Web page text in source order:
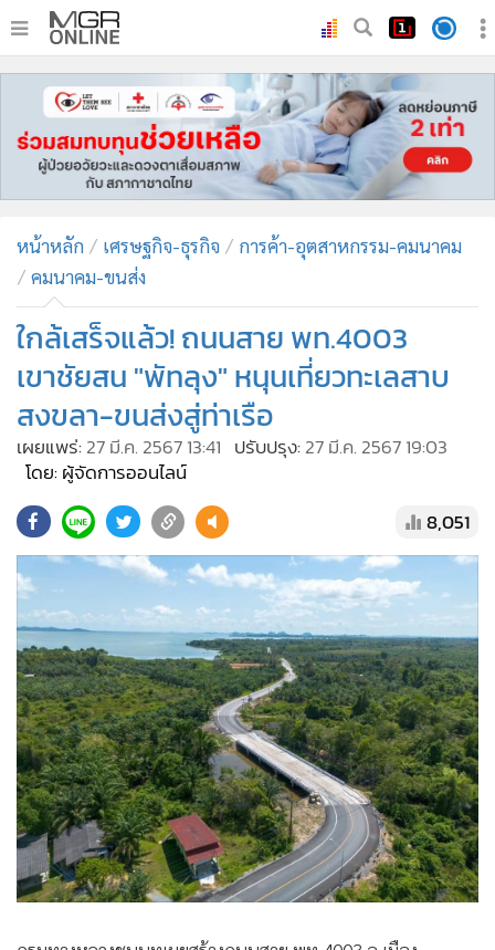
หน้าหลัก
ทันเหตุการณ์
• ภาคใต้
• บันเทิง
• ผู้จัดการรายวัน
•
คอลัมนิสต์
ละคร
• CbizReview
• Cyber BIZ
• ผู้จัดกวน
• Green Innovation & SD
• Management & HR
• MGR Live
• Infographic
• การเมือง
• ท่องเที่ยว
• กีฬา
• ต่างประเทศ
• Special Scoop
• เศรษฐกิจ-ธุรกิจ
• จีน
• ชุมชน-คุณภาพชีวิต
• อาชญากรรม
หน้าหลัก เศรษฐกิจ-ธุรกิจ
การค้า-อุตสาหกรรม-คมนาคม
คมนาคม-ขนส่ง
ใกล้เสร็จแล้ว! ถนนสาย พท.4003
เขาชัยสน "พัทลุง" หนุนเที่ยวทะเลสาบ
สงขลา-ขนส่งสู่ท่าเรือ
เผยแพร่: 27 มี.ค. 2567 13:41 ปรับปรุง: 27 มี.ค. 2567 19:03
โดย: ผู้จัดการออนไลน์
8,051